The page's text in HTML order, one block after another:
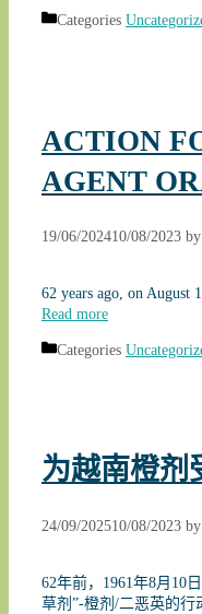
Categories
ACTION
AGENT
19/06/202410/08/2023 by
62 years ago, on August
Read more
Categories
为越南橙剂
24/09/202510/08/2023 by
62年前，1961年8月10
草剂”-橙剂/二恶英的